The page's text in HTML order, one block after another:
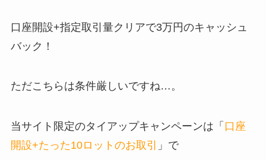
口座開設+指定取引量クリアで3万円のキャッシュ
バック！
ただこちらは条件厳しいですね…。
当サイト限定のタイアップキャンペーンは「 口座
開設+たった10ロットのお取引
」で